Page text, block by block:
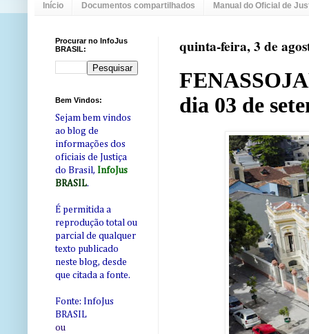
Início Documentos compartilhados Manual do Oficial de
quinta-feira, 3 de
dia 03 de
Procurar no InfoJus
BRASIL:
Bem Vindos:
Sejam bem vindos
ao blog de
informações dos
oficiais de Justiça
do Brasil, InfoJus
BRASIL.
É permitida a
reprodução total ou
parcial de qualquer
texto publicado
neste blog, desde
que citada a fonte.
Fonte: InfoJus
BRASIL
ou